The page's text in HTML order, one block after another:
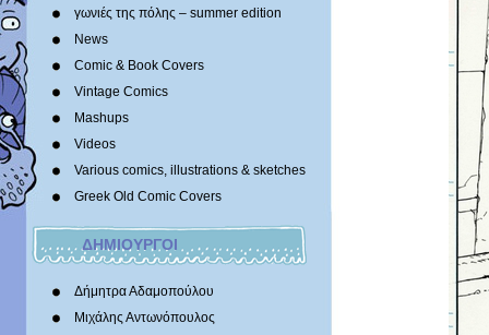
γωνιές της πόλης – summer edition
News
Comic & Book Covers
Vintage Comics
Mashups
Videos
Various comics, illustrations & sketches
Greek Old Comic Covers
ΔΗΜΙΟΥΡΓΟΙ
Δήμητρα Αδαμοπούλου
Μιχάλης Αντωνόπουλος